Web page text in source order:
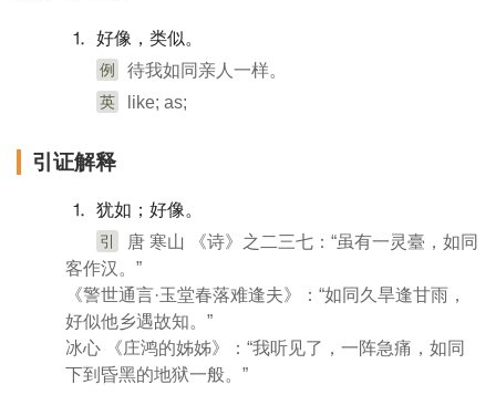
⒈ 好像，类似。
例 待我如同亲人一样。
英 like; as;
引证解释
⒈ 犹如；好像。
引
唐 寒山 《诗》之二三七：“虽有一灵臺，如同
客作汉。”
《警世通言·玉堂春落难逢夫》：“如同久旱逢甘雨，
好似他乡遇故知。”
冰心 《庄鸿的姊姊》：“我听见了，一阵急痛，如同
下到昏黑的地狱一般。”